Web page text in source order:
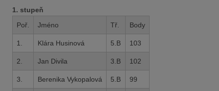
1. stupeň
Poř.
Jméno Tř. Body
1. Klára Husinová 5.B 103
2. Jan Divila 3.B 102
3. Berenika Vykopalová 5.B 99